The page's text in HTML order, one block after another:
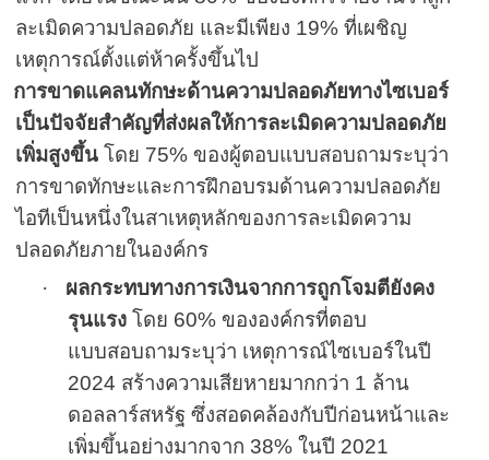
ละเมิดความปลอดภัย และมีเพียง 19%ที่เผชิญ
เหตุการณ์ตั้งแต่ห้าครั้งขึ้นไป
การขาดแคลนทักษะด้านความปลอดภัยทางไซเบอร์
เป็นปัจจัยสำคัญที่ส่งผลให้การละเมิดความปลอดภัย
เพิ่มสูงขึ้นโดย 75% ของผู้ตอบแบบสอบถามระบุว่า
การขาดทักษะและการฝึกอบรมด้านความปลอดภัย
ไอทีเป็นหนึ่งในสาเหตุหลักของการละเมิดความ
ปลอดภัยภายในองค์กร
·
ผลกระทบทางการเงินจากการถูกโจมตียังคง
รุนแรง โดย 60% ขององค์กรที่ตอบ
แบบสอบถามระบุว่า เหตุการณ์ไซเบอร์ในปี
2024 สร้างความเสียหายมากกว่า 1 ล้าน
ดอลลาร์สหรัฐ ซึ่งสอดคล้องกับปีก่อนหน้าและ
เพิ่มขึ้นอย่างมากจาก 38%ในปี 2021